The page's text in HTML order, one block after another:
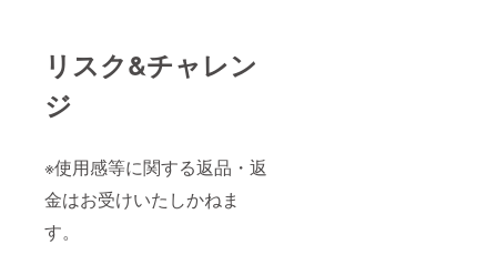
リスク&チャレン
ジ
※使用感等に関する返品・返
金はお受けいたしかねま
す。